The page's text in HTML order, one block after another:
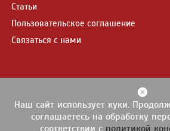
Статьи
Пользовательское соглашение
Связаться с нами
© 2013-2026
При полном или частичном
Наш сайт использует куки.
соглашаетесь на обработку
соответствии с политикой